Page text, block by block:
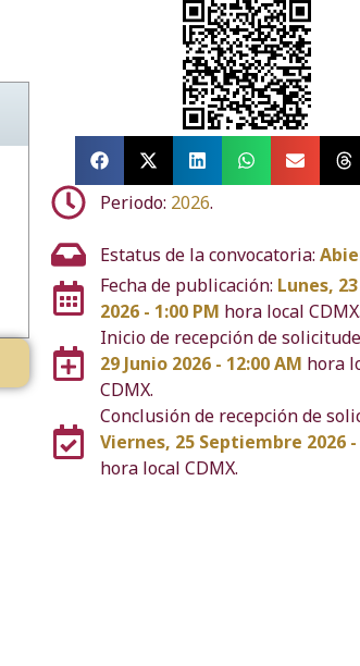
Periodo: 2026.
Estatus de la convocatoria:
Fecha de publicación: Lunes,
2026 - 1:00 PM hora local CDMX.
Inicio de recepción de
29 Junio 2026 - 12:00 AM hora
CDMX.
Conclusión de recepción de
Viernes, 25 Septiembre 2026 -
hora local CDMX.